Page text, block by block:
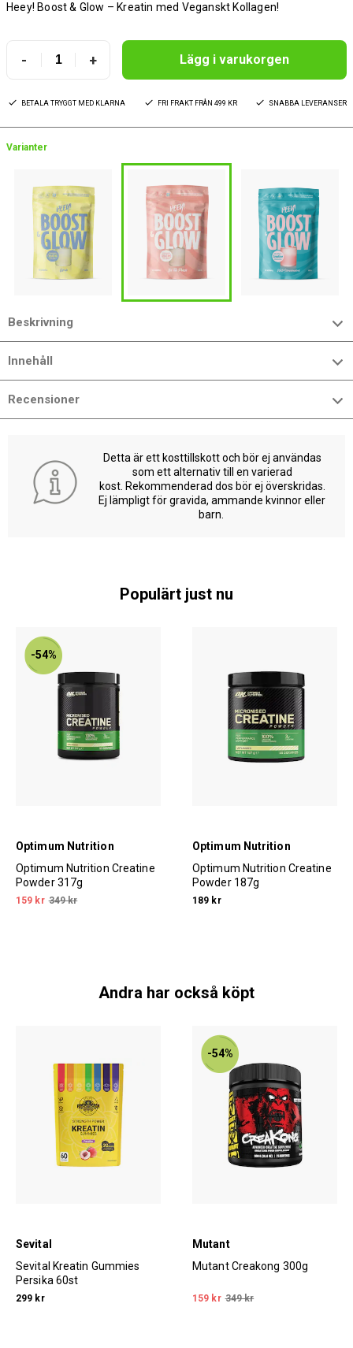
Heey! Boost & Glow – Kreatin med Veganskt Kollagen!
- + Lägg i varukorgen
BETALA TRYGGT MED KLARNA FRI FRAKT FRÅN 499 KR SNABBA LEVERANSER
Varianter
Beskrivning
Innehåll
Recensioner
Detta är ett kosttillskott och bör ej användas
som ett alternativ till en varierad
kost. Rekommenderad dos bör ej överskridas.
Ej lämpligt för gravida, ammande kvinnor eller
barn.
Populärt just nu
-54%
Optimum Nutrition
Optimum Nutrition Creatine
Powder 317g
159 kr 349 kr
Optimum Nutrition
Optimum Nutrition Creatine
Powder 187g
189 kr
Andra har också köpt
Sevital
Sevital Kreatin Gummies
Persika 60st
299 kr
-54%
Mutant
Mutant Creakong 300g
159 kr 349 kr